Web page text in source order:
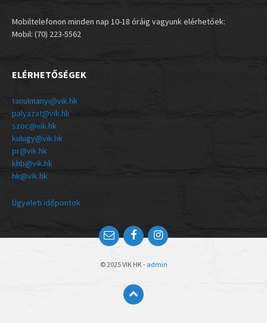
Mobiltelefonon minden nap 10-18 óráig vagyunk elérhetőek:
Mobil: (70) 223-5562
ELÉRHETŐSÉGEK
tanulmanyi@vik.hk
palyazat@vik.hk
szoc@vik.hk
kulugy@vik.hk
pr@vik.hk
khb@vik.hk
hk@vik.hk
Ügyeleti időpontok
© 2025 VIK HK - admin